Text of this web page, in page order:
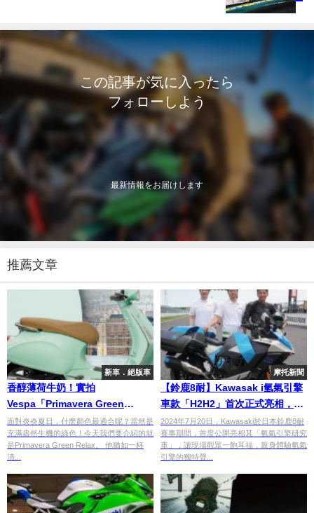
この記事が気に入ったら
フォローしよう
最新情報をお届けします
推薦文章
新車．絕版車
香醇薄荷牛奶！實拍
Vespa「Primavera Green
Relax」
面對炎炎夏日，什麽顏色最適合呢？當然是
充滿盎然生機的綠色！今天我們要介紹的就
是Primavera Green Relax。 他猶如一杯
清...
摩托新聞
【鈴鹿8耐】Kawasak i氫氣引擎
車款「H2H2」首次正式亮相，預
計2030年發售！
2024年7月20日，Kawasaki於日本鈴鹿8耐
賽事期間，首度公開亮相其「氫氣引擎研究
車」，讓現場觀眾一飽耳福，親身體驗氫氣
引擎的獨特聲...